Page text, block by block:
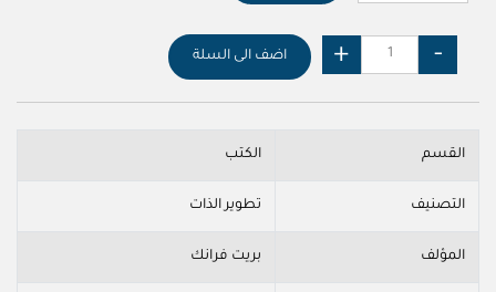
اضف الى السلة
القسم الكتب
التصنيف تطوير الذات
المؤلف بريت فرانك